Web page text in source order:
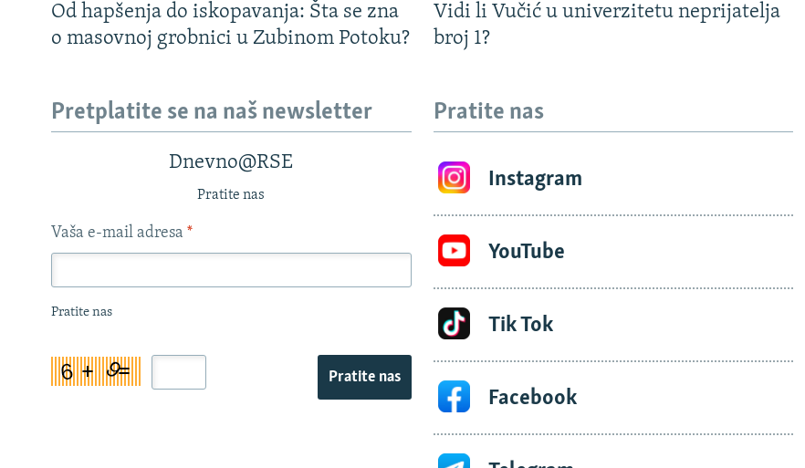
Od hapšenja do iskopavanja: Šta se zna
o masovnoj grobnici u Zubinom Potoku?
Vidi li Vučić u univerzitetu neprijatelja
broj 1?
Pretplatite se na naš newsletter
Dnevno@RSE
Pratite nas
Vaša e-mail adresa *
Pratite nas
Pratite nas
Pratite nas
Instagram
YouTube
Tik Tok
Facebook